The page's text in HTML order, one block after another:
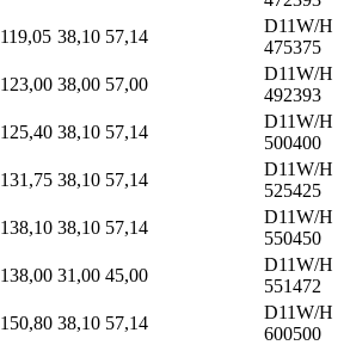
119,05 38,10 57,14
D11W/H
475375
123,00 38,00 57,00
D11W/H
492393
125,40 38,10 57,14
D11W/H
500400
131,75 38,10 57,14
D11W/H
525425
138,10 38,10 57,14
D11W/H
550450
138,00 31,00 45,00
D11W/H
551472
150,80 38,10 57,14
D11W/H
600500